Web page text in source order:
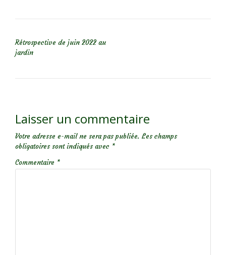
Rétrospective de juin 2022 au
jardin
Laisser un commentaire
Votre adresse e-mail ne sera pas publiée. Les champs
obligatoires sont indiqués avec *
Commentaire *